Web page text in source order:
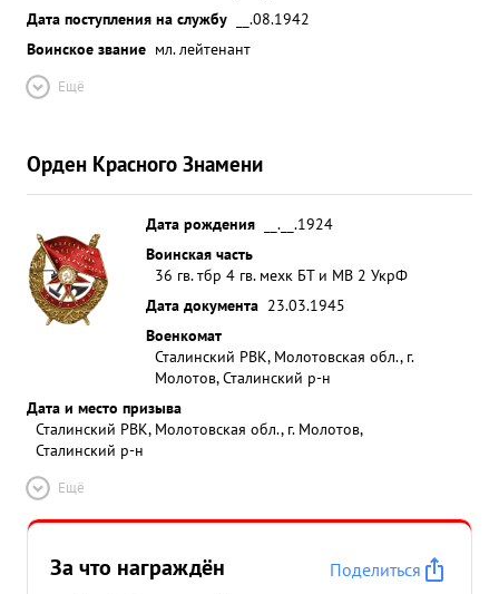
Дата поступления на службу
__.08.1942
Воинское звание мл. лейтенант
Ещё
Орден Красного Знамени
Дата рождения
__.__.1924
Воинская часть
36 гв. тбр 4 гв. мехк БТ и МВ 2 УкрФ
Дата документа 23.03.1945
Военкомат
Сталинский РВК, Молотовская обл., г.
Молотов, Сталинский р-н
Дата и место призыва
Сталинский РВК, Молотовская обл., г. Молотов,
Сталинский р-н
Ещё
За что награждён
Поделиться